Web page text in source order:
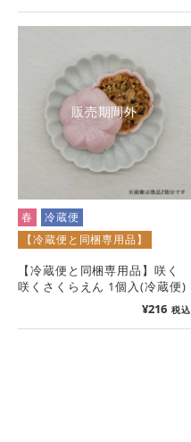
販売期間外
春
冷蔵便
【冷蔵便と同梱専用品】
【冷蔵便と同梱専用品】咲く
咲くさくらえん 1個入(冷蔵便)
¥216 税込